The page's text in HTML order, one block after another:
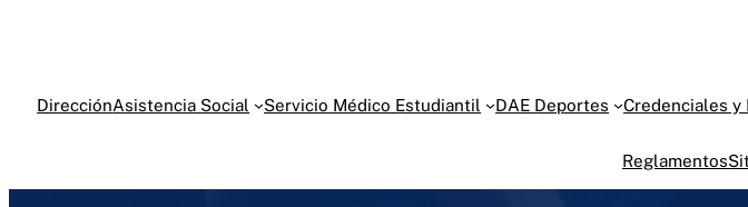
DirecciónAsistencia Social Servicio Médico Estudiantil DAE Deportes Credenciales y
Reglamentos